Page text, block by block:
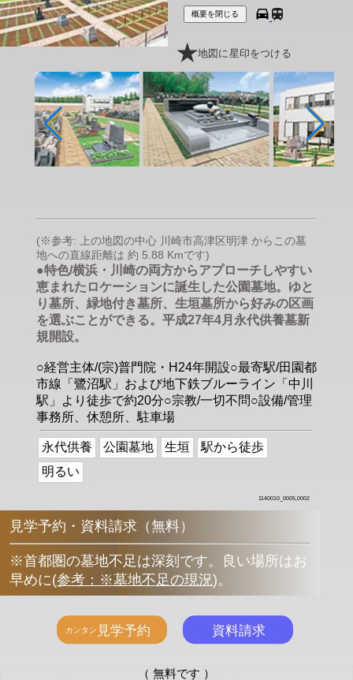
概要を閉じる
地図に星印をつける
(※参考: 上の地図の中心 川崎市高津区明津 からこの墓
地への直線距離は 約 5.88 Kmです)
●特色/横浜・川崎の両方からアプローチしやすい
恵まれたロケーションに誕生した公園墓地。ゆと
り墓所、緑地付き墓所、生垣墓所から好みの区画
を選ぶことができる。平成27年4月永代供養墓新
規開設。
○経営主体/(宗)普門院・H24年開設○最寄駅/田園都
市線「鷺沼駅」および地下鉄ブルーライン「中川
駅」より徒歩で約20分○宗教/一切不問○設備/管理
事務所、休憩所、駐車場
永代供養 公園墓地 生垣
駅から徒歩
明るい
1140010_0005,0002
見学予約・資料請求（無料）
※首都圏の墓地不足は深刻です。良い場所はお
早めに(参考：※墓地不足の現況)。
（ 無料です ）